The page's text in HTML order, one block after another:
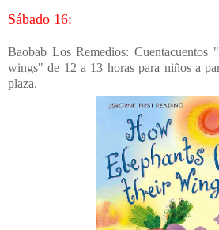
Sábado 16:
Baobab Los Remedios: Cuentacuentos
wings" de 12 a 13 horas para niños a
plaza.